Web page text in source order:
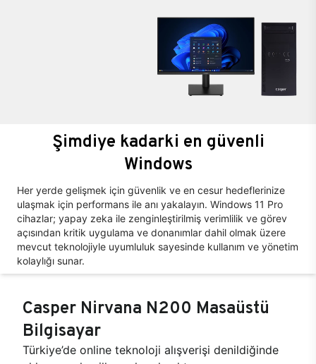
Şimdiye kadarki en güvenli
Windows
Her yerde gelişmek için güvenlik ve en cesur hedeflerinize
ulaşmak için performans ile anı yakalayın. Windows 11 Pro
cihazlar; yapay zeka ile zenginleştirilmiş verimlilik ve görev
açısından kritik uygulama ve donanımlar dahil olmak üzere
mevcut teknolojiyle uyumluluk sayesinde kullanım ve yönetim
kolaylığı sunar.
Casper Nirvana N200 Masaüstü
Bilgisayar
Türkiye’de online teknoloji alışverişi denildiğinde